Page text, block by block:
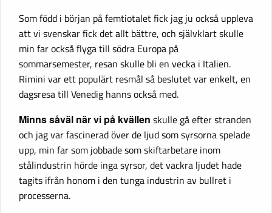
Som född i början på femtiotalet fick jag ju också uppleva
att vi svenskar fick det allt bättre, och självklart skulle
min far också flyga till södra Europa på
sommarsemester, resan skulle bli en vecka i Italien.
Rimini var ett populärt resmål så beslutet var enkelt, en
dagsresa till Venedig hanns också med.
Minns såväl när vi på kvällen skulle gå efter stranden
och jag var fascinerad över de ljud som syrsorna spelade
upp, min far som jobbade som skiftarbetare inom
stålindustrin hörde inga syrsor, det vackra ljudet hade
tagits ifrån honom i den tunga industrin av bullret i
processerna.